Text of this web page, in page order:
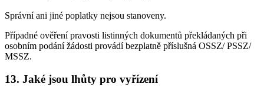
Správní ani jiné poplatky nejsou stanoveny.
Případné ověření pravosti listinných dokumentů překládaných při
osobním podání žádosti provádí bezplatně příslušná OSSZ/ PSSZ/
MSSZ.
13. Jaké jsou lhůty pro vyřízení